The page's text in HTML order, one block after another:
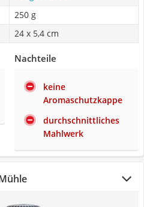
250 g
24 x 5,4 cm
Nachteile
keine
Aromaschutzkappe
durchschnittliches
Mahlwerk